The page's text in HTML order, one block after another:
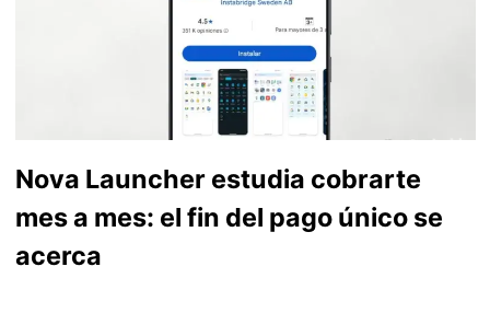
Nova Launcher estudia cobrarte
mes a mes: el fin del pago único se
acerca